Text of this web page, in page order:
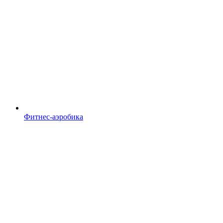
Фитнес-аэробика